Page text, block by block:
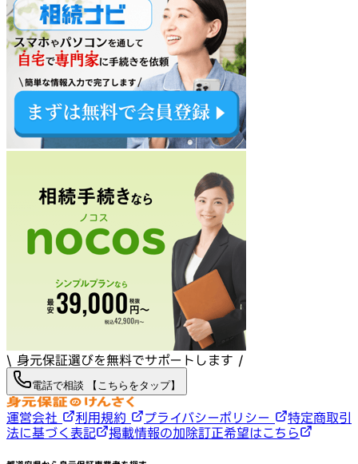
\ 身元保証選びを無料でサポートします /
電話で相談 【こちらをタップ】
運営会社 利用規約 プライバシーポリシー
特定商取引
法に基づく表記
掲載情報の加除訂正希望はこちら